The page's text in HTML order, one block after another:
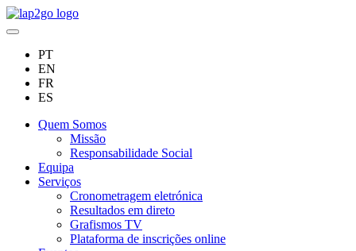
PT
EN
FR
ES
Quem Somos
Missão
Responsabilidade Social
Equipa
Serviços
Cronometragem eletrónica
Resultados em direto
Grafismos TV
Plataforma de inscrições online